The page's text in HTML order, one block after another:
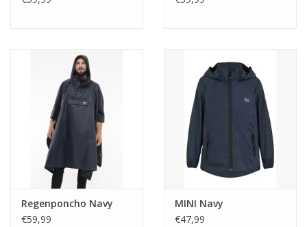
Regenponcho Navy
€59,99
MINI Navy
€47,99